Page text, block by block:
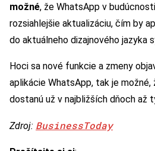
možné, že WhatsApp v
rozsiahlejšie aktualizáciu, čím by
do aktuálneho dizajnového jazyka
Hoci sa nové funkcie a zmeny
aplikácie WhatsApp, tak je možné,
dostanú už v najbližších dňoch až
Zdroj: BusinessToday